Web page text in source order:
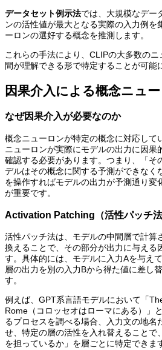
データセット例示法では、大規模なデー
ンの活性値が最大となる実際の入力例を
ーロンの選好する概念を推測します。
これらの手法により、CLIPの大多数の
間が理解できる形で特定することが可能
因果介入による概念ニュ
なぜ因果介入が必要なのか
概念ニューロンが特定の概念に対応して
ニューロンが実際にモデルの出力に因果
確認する必要があります。つまり、「そ
デルはその概念に関する予測ができなく
を操作すればモデルの出力が予測通り変
が重要です。
Activation Patching（活性パッチ法
活性パッチ法は、モデルの中間層で計算
換えることで、その部分が出力に与える
す。具体的には、モデルに入力Aを与え
層の出力を別の入力Bから得た値に差し
す。
例えば、GPT系言語モデルにおいて「
Rome（コロッセオはローマにある）」
るプロセスを調べる場合、入力文の地名
せ、特定の層の活性を入れ替えることで
を担っているか」を層ごとに特定できま